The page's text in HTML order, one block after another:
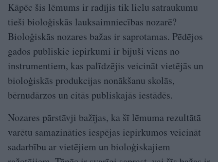
Kāpēc šis lēmums ir radījis tik lielu satraukumu
tieši bioloģiskās lauksaimniecības nozarē?
Bioloģiskās nozares bažas ir saprotamas. Pēdējos
gados publiskie iepirkumi ir bijuši viens no
instrumentiem, kas palīdzējis veicināt vietējās un
bioloģiskās produkcijas nonākšanu skolās,
bērnudārzos un citās publiskajās iestādēs.
Nozares pārstāvji bažījas, ka šī lēmuma rezultātā
varētu samazināties iespējas iepirkumos veicināt
sadarbību ar vietējiem un bioloģiskajiem